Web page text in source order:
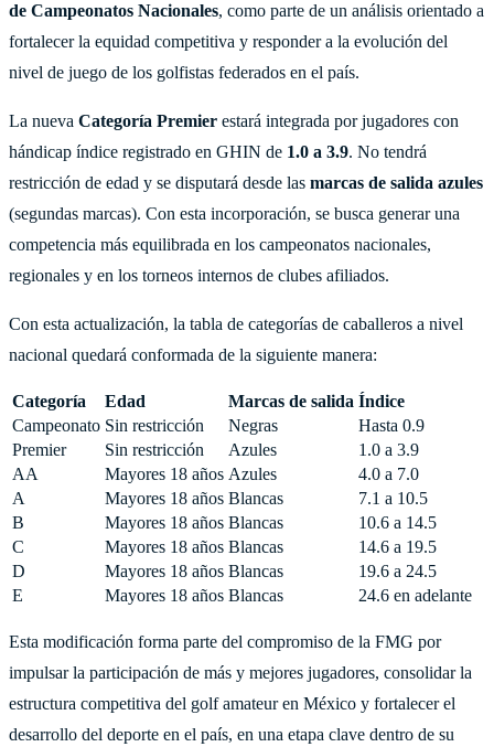
de Campeonatos Nacionales, como parte de un análisis orientado a
fortalecer la equidad competitiva y responder a la evolución del
nivel de juego de los golfistas federados en el país.
La nueva Categoría Premier estará integrada por jugadores con
hándicap índice registrado en GHIN de 1.0 a 3.9. No tendrá
restricción de edad y se disputará desde las marcas de salida azules
(segundas marcas). Con esta incorporación, se busca generar una
competencia más equilibrada en los campeonatos nacionales,
regionales y en los torneos internos de clubes afiliados.
Con esta actualización, la tabla de categorías de caballeros a nivel
nacional quedará conformada de la siguiente manera:
Categoría Edad Marcas de salida Índice
Campeonato Sin restricción Negras
Hasta 0.9
Premier
Sin restricción Azules
1.0 a 3.9
AA
Mayores 18 años Azules
4.0 a 7.0
A
Mayores 18 años Blancas
7.1 a 10.5
B
Mayores 18 años Blancas
10.6 a 14.5
C
Mayores 18 años Blancas
14.6 a 19.5
D
Mayores 18 años Blancas
19.6 a 24.5
E
Mayores 18 años Blancas 24.6 en adelante
Esta modificación forma parte del compromiso de la FMG por
impulsar la participación de más y mejores jugadores, consolidar la
estructura competitiva del golf amateur en México y fortalecer el
desarrollo del deporte en el país, en una etapa clave dentro de su